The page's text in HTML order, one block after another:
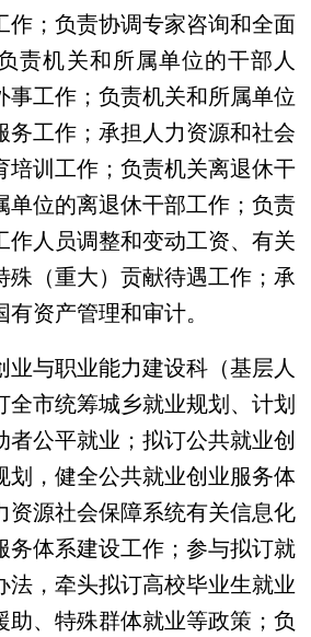
作；负责协调专家咨询和全面
责机关和所属单位的干部人
事工作；负责机关和所属单位
务工作；承担人力资源和社会
培训工作；负责机关离退休干
单位的离退休干部工作；负责
作人员调整和变动工资、有关
殊（重大）贡献待遇工作；承
资产管理和审计。
与职业能力建设科（基层人
全市统筹城乡就业规划、计划
者公平就业；拟订公共就业创
划，健全公共就业创业服务体
资源社会保障系统有关信息化
务体系建设工作；参与拟订就
法，牵头拟订高校毕业生就业
助、特殊群体就业等政策；负